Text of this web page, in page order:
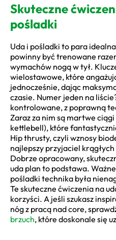
Skuteczne
pośladki
Uda i pośladki to para
powinny być trenowane
wymachów nogą w tył.
wielostawowe, które
jednocześnie, dając
czasie. Numer jeden na
kontrolowane, z poprawną
Zaraz za nim są martwe
kettlebell), które
Hip thrusty, czyli wznosy
najlepszy przyjaciel
Dobrze opracowany,
uda plan to podstawa.
pośladki technika była
Te skuteczne ćwiczenia na
korzyści. A jeśli szukasz
nóg z pracą nad core,
brzuch, które doskonale się